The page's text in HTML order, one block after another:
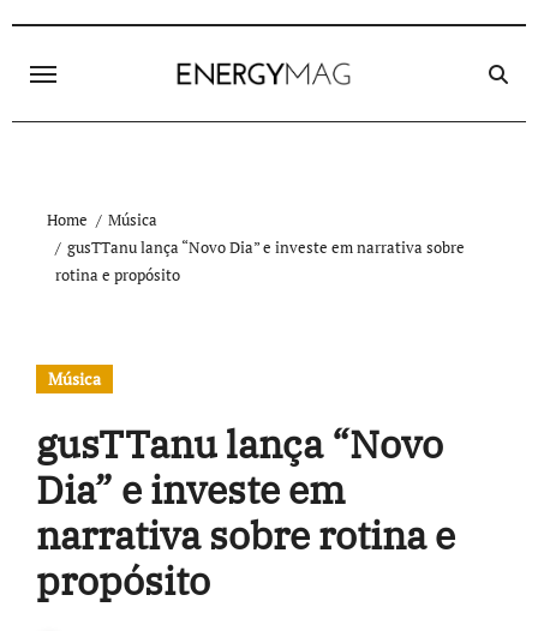
content
Home
Música
gusTTanu lança “Novo Dia” e investe em narrativa sobre
rotina e propósito
Música
gusTTanu lança “Novo
Dia” e investe em
narrativa sobre rotina e
propósito